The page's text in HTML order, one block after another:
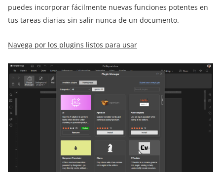
puedes incorporar fácilmente nuevas funciones potentes en
tus tareas diarias sin salir nunca de un documento.
Navega por los plugins listos para usar